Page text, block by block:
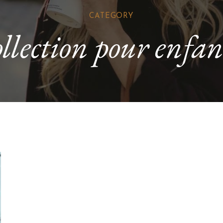
CATEGORY
pour